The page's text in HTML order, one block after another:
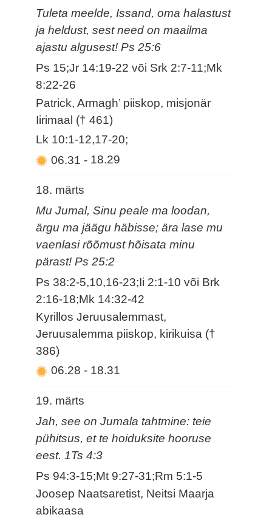
Tuleta meelde, Issand, oma halastust
ja heldust, sest need on maailma
ajastu algusest! Ps 25:6
Ps 15;Jr 14:19-22 või Srk 2:7-11;Mk
8:22-26
Patrick, Armagh’ piiskop, misjonär
Iirimaal († 461)
Lk 10:1-12,17-20;
06.31- 18.29
18. märts
Mu Jumal, Sinu peale ma loodan,
ärgu ma jäägu häbisse; ära lase mu
vaenlasi rõõmust hõisata minu
pärast! Ps 25:2
Ps 38:2-5,10,16-23;Ii 2:1-10 või Brk
2:16-18;Mk 14:32-42
Kyrillos Jeruusalemmast,
Jeruusalemma piiskop, kirikuisa (†
386)
06.28- 18.31
19. märts
Jah, see on Jumala tahtmine: teie
pühitsus, et te hoiduksite hooruse
eest. 1Ts 4:3
Ps 94:3-15;Mt 9:27-31;Rm 5:1-5
Joosep Naatsaretist, Neitsi Maarja
abikaasa